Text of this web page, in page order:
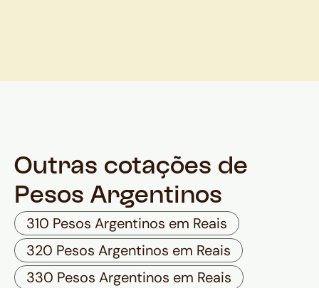
Outras cotações de
Pesos Argentinos
310 Pesos Argentinos em Reais
320 Pesos Argentinos em Reais
330 Pesos Argentinos em Reais